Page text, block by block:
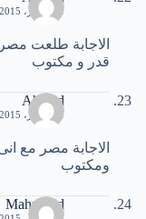
11 أكتوبر، 2015 | 4:21 م
الاجابة طلعت
قدر و مكتوب
Ahmed
11 أكتوبر، 2015 | 4:23 م
الاجابة مصر مع
ومكتوب
Mahmoud